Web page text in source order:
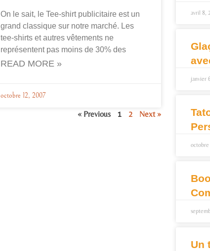
On le sait, le Tee-shirt publicitaire est un
grand classique sur notre marché. Les
tee-shirts et autres vêtements ne
représentent pas moins de 30% des
READ MORE »
octobre 12, 2007
« Previous 1 2 Next »
avril 8,
janvier
octobre
Un